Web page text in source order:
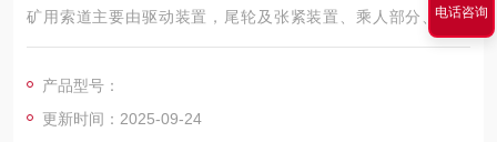
矿用索道主要由驱动装置，尾轮及张紧装置、乘人部分、钢丝
绳、托（压）轮部分、电控部分及综合保护装置组成。
产品型号：
更新时间：2025-09-24
电话咨询